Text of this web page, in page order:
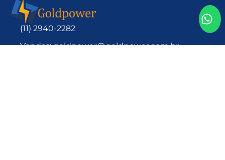
(11) 2940-2282
Vendas: goldpower@goldpower.com.br